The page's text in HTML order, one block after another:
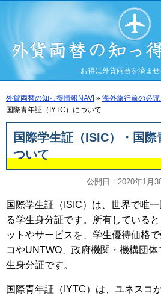
お得に外貨両替を済ませ
外貨両替の知っ得情報NAVI » 海外旅行前の必読
国際青年証（IYTC）について
国際学生証（ISIC）・国
ついて
公開日： 2020年1月
国際学生証（ISIC）は、世界で唯
る学生身分証です。所有している
ットやサービスを、学生優待価格
コやUNTWO、政府機関・機構団
生身分証です。
国際青年証（IYTC）は、ユネスコ